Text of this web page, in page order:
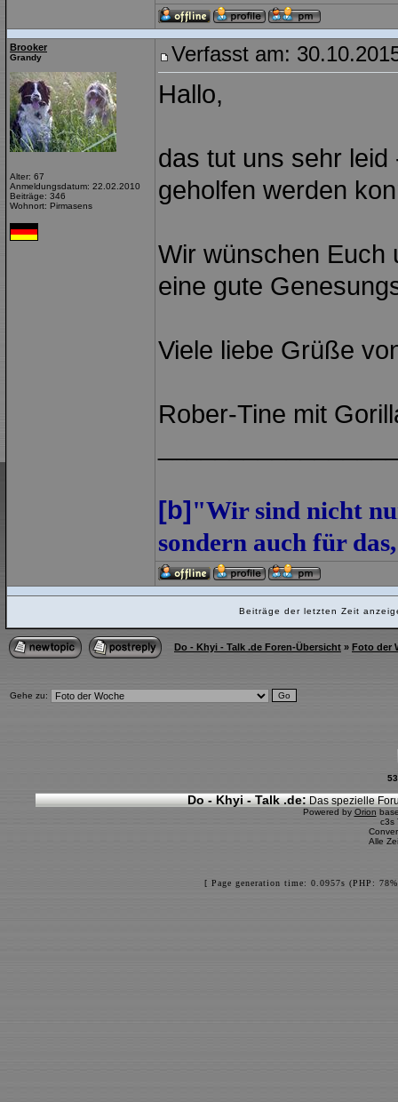
Brooker
Grandy
Alter: 67
Anmeldungsdatum: 22.02.2010
Beiträge: 346
Wohnort: Pirmasens
Verfasst am:
Hallo,
das tut uns sehr
geholfen werden
Wir wünschen Euch
eine gute
Viele liebe Grüße
Rober-Tine mit
[b]"Wir sind nicht
sondern auch für
Beiträge der letzten Zeit
Do - Khyi - Talk .de Foren-Übersicht » Foto der
Gehe zu:
Do - Khyi - Talk .de: Das spezielle
Powered by Orion
c3s
Alle
[ Page generation time: 0.0957s (PHP: